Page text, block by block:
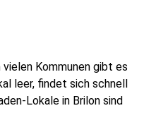
Kommunen gibt es
leer, findet sich schnell
Lokale in Brilon sind